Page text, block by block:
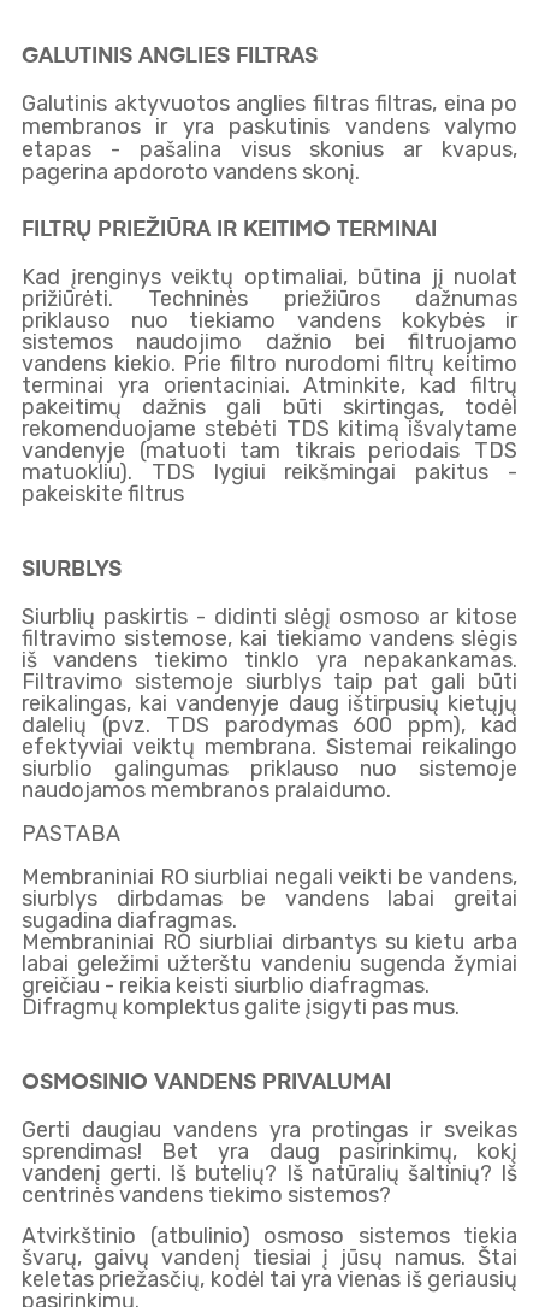
GALUTINIS ANGLIES FILTRAS
Galutinis aktyvuotos anglies filtras filtras, eina po
membranos ir yra paskutinis vandens valymo
etapas - pašalina visus skonius ar kvapus,
pagerina apdoroto vandens skonį.
ZEROWATER
FILTER
INCLUDES:
FILTRŲ PRIEŽIŪRA IR KEITIMO TERMINAI
Kad įrenginys veiktų optimaliai, būtina jį nuolat
prižiūrėti. Techninės priežiūros dažnumas
priklauso nuo tiekiamo vandens kokybės ir
sistemos naudojimo dažnio bei filtruojamo
vandens kiekio. Prie filtro nurodomi filtrų keitimo
terminai yra orientaciniai. Atminkite, kad filtrų
pakeitimų dažnis gali būti skirtingas, todėl
rekomenduojame stebėti TDS kitimą išvalytame
vandenyje (matuoti tam tikrais periodais TDS
matuokliu). TDS lygiui reikšmingai pakitus -
pakeiskite filtrus
SIURBLYS
Siurblių paskirtis - didinti slėgį osmoso ar kitose
filtravimo sistemose, kai tiekiamo vandens slėgis
iš vandens tiekimo tinklo yra nepakankamas.
Filtravimo sistemoje siurblys taip pat gali būti
reikalingas, kai vandenyje daug ištirpusių kietųjų
dalelių (pvz. TDS parodymas 600 ppm), kad
efektyviai veiktų membrana. Sistemai reikalingo
siurblio galingumas priklauso nuo sistemoje
naudojamos membranos pralaidumo.
PASTABA
Membraniniai RO siurbliai negali veikti be vandens,
siurblys dirbdamas be vandens labai greitai
sugadina diafragmas.
Membraniniai RO siurbliai dirbantys su kietu arba
labai geležimi užterštu vandeniu sugenda žymiai
greičiau - reikia keisti siurblio diafragmas.
Difragmų komplektus galite įsigyti pas mus.
OSMOSINIO VANDENS PRIVALUMAI
Gerti daugiau vandens yra protingas ir sveikas
sprendimas! Bet yra daug pasirinkimų, kokį
vandenį gerti. Iš butelių? Iš natūralių šaltinių? Iš
centrinės vandens tiekimo sistemos?
Atvirkštinio (atbulinio) osmoso sistemos tiekia
švarų, gaivų vandenį tiesiai į jūsų namus. Štai
keletas priežasčių, kodėl tai yra vienas iš geriausių
pasirinkimų.
ZEROWATER
FILTER
INCLUDES: